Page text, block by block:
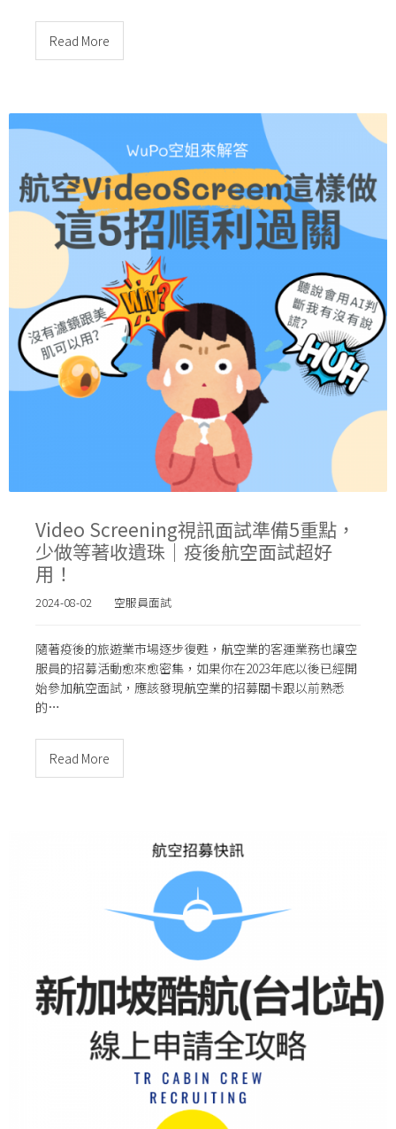
Read More
Video Screening視訊面試準備5重點，
少做等著收遺珠｜疫後航空面試超好
用！
2024-08-02 空服員面試
隨著疫後的旅遊業市場逐步復甦，航空業的客運業務也讓空
服員的招募活動愈來愈密集，如果你在2023年底以後已經開
始參加航空面試，應該發現航空業的招募關卡跟以前熟悉
的…
Read More